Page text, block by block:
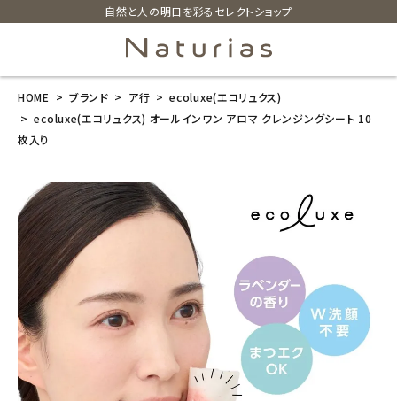
自然と人の明日を彩るセレクトショップ
search
ecoluxe(エコ
リュクス) オー
ルインワン ア
ロマ クレンジ
ングシート 10
枚入り
HOME ブランド ア行
ecoluxe(エコリュクス)
ecoluxe(エコリュクス) オールインワン アロマ クレンジングシート 10
枚入り